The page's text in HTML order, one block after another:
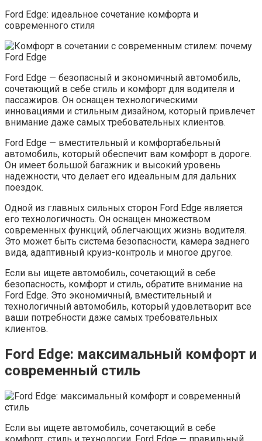
Ford Edge: идеальное сочетание комфорта и
современного стиля
Ford Edge — безопасный и экономичный автомобиль,
сочетающий в себе стиль и комфорт для водителя и
пассажиров. Он оснащен технологическими
инновациями и стильным дизайном, который привлечет
внимание даже самых требовательных клиентов.
Ford Edge — вместительный и комфортабельный
автомобиль, который обеспечит вам комфорт в дороге.
Он имеет большой багажник и высокий уровень
надежности, что делает его идеальным для дальних
поездок.
Одной из главных сильных сторон Ford Edge является
его технологичность. Он оснащен множеством
современных функций, облегчающих жизнь водителя.
Это может быть система безопасности, камера заднего
вида, адаптивный круиз-контроль и многое другое.
Если вы ищете автомобиль, сочетающий в себе
безопасность, комфорт и стиль, обратите внимание на
Ford Edge. Это экономичный, вместительный и
технологичный автомобиль, который удовлетворит все
ваши потребности даже самых требовательных
клиентов.
Ford Edge: максимальный комфорт и
современный стиль
Если вы ищете автомобиль, сочетающий в себе
комфорт, стиль и технологии, Ford Edge — правильный